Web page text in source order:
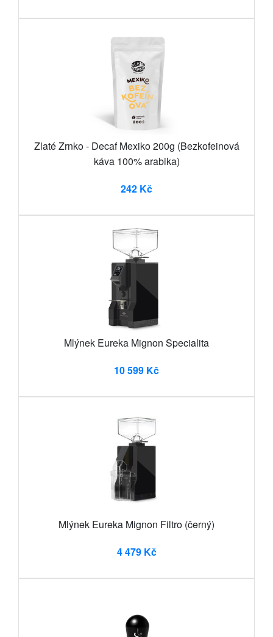
Zlaté Zrnko - Decaf Mexiko 200g (Bezkofeinová
káva 100% arabika)
242 Kč
Mlýnek Eureka Mignon Specialita
10 599 Kč
Mlýnek Eureka Mignon Filtro (černý)
4 479 Kč